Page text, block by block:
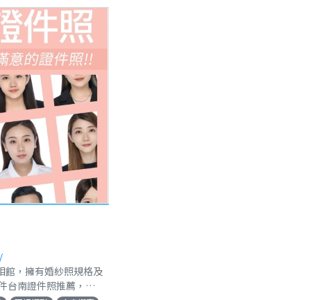
求，我們皆可快速到府服務，合法處理廢油，守護環
境。佑興環保亦是經驗豐富的截油槽廠商，專精於油
脂截流器設計與清潔，讓您的排水系統保持暢通無
阻，減少異味與堵塞風險。我們提供台北廢食用油回
收作業，搭配截油槽廢油混合物清除，一站式整合服
務有效提升效率。選擇佑興環保，讓您的截油槽運作
更順暢，油脂截流器維護無虞，台北廢食用油處理更
安心，是您值得信賴的截油槽廠商。立即洽詢，為環
保盡一份心力。
館，擁有婚紗照規格及
台南證件照推薦，立